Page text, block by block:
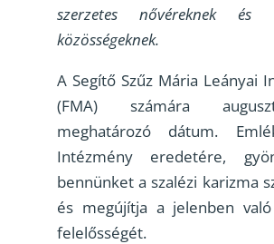
szerzetes nővéreknek
közösségeknek.
A Segítő Szűz Mária Leányai
(FMA) számára
meghatározó dátum.
Intézmény eredetére,
bennünket a szalézi karizma
és megújítja a jelenben való
felelősségét.